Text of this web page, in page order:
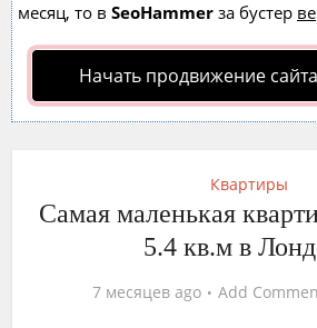
месяц, то в SeoHammer за бустер
Начать продвижение сайта
Квартиры
Самая маленькая
5.4 кв.м в
7 месяцев ago Add